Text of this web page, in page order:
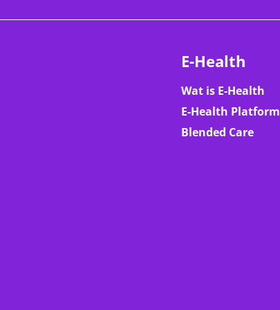
E-Health
Wat is E-Health
E-Health Platform
Blended Care